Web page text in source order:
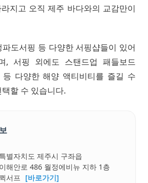
지고 오직 제주 바다와의 교감만이
도서핑 등 다양한 서핑샵들이 있어
, 서핑 외에도 스탠드업 패들보드
다양한 해양 액티비티를 즐길 수
할 수 있습니다.
별자치도 제주시 구좌읍
해안로 486 월정에비뉴 지하 1층
서프
[바로가기]